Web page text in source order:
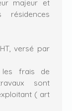
majeur et
versé par
les frais de
sont
( art